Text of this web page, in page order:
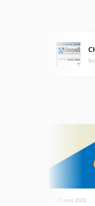
20 мая 2022